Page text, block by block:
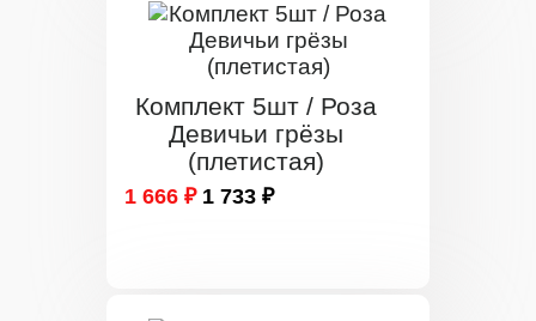
Комплект 5шт / Роза
Девичьи грёзы
(плетистая)
1 666 ₽ 1 733 ₽